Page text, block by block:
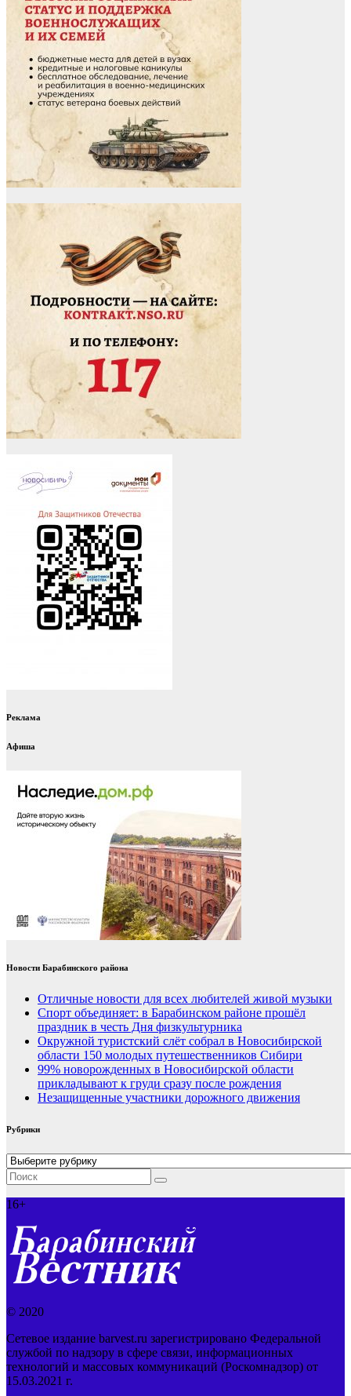
Реклама
Афиша
Новости Барабинского района
Отличные новости для всех любителей живой музыки
Спорт объединяет: в Барабинском районе прошёл
праздник в честь Дня физкультурника
Окружной туристский слёт собрал в Новосибирской
области 150 молодых путешественников Сибири
99% новорожденных в Новосибирской области
прикладывают к груди сразу после рождения
Незащищенные участники дорожного движения
Рубрики
Рубрики
16+
© 2020
Сетевое издание barvest.ru зарегистрировано Федеральной
службой по надзору в сфере связи, информационных
технологий и массовых коммуникаций (Роскомнадзор) от
15.03.2021 г.